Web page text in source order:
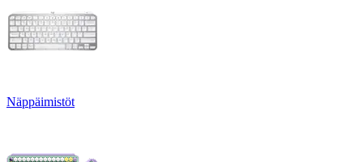
Näppäimistöt